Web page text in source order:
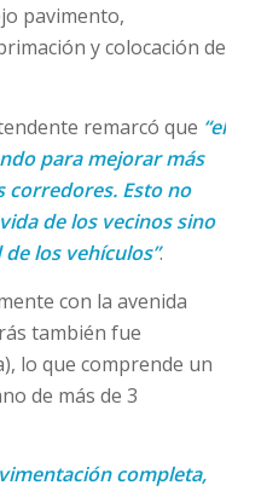
pavimento,
y colocación de
remarcó que “el
para mejorar más
corredores. Esto no
de los vecinos sino
los vehículos”.
con la avenida
también fue
lo que comprende un
de más de 3
completa,